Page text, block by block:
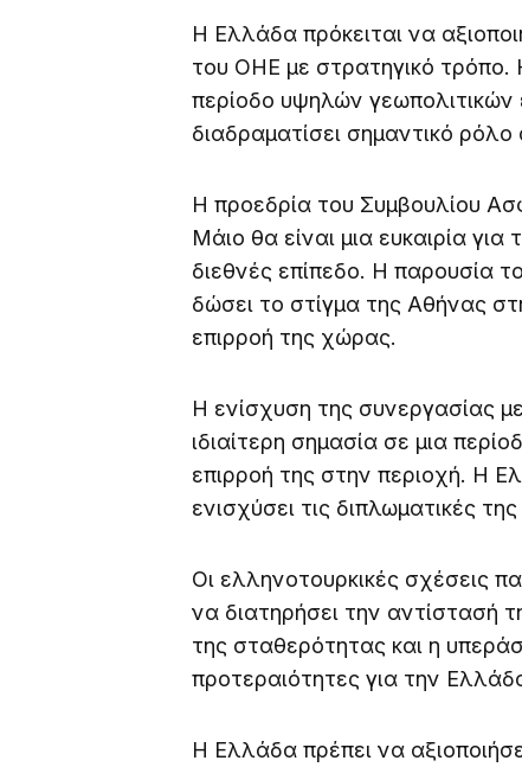
Η Ελλάδα πρόκειται να
του ΟΗΕ με στρατηγικό τρόπο.
περίοδο υψηλών
διαδραματίσει σημαντικό
Η προεδρία του Συμβουλίου
Μάιο θα είναι μια ευκαιρία
διεθνές επίπεδο. Η παρουσία
δώσει το στίγμα της Αθήνας
επιρροή της χώρας.
Η ενίσχυση της συνεργασίας
ιδιαίτερη σημασία σε μια
επιρροή της στην περιοχή. Η
ενισχύσει τις διπλωματικές
Οι ελληνοτουρκικές σχέσεις
να διατηρήσει την αντίστασή
της σταθερότητας και η
προτεραιότητες για την
Η Ελλάδα πρέπει να